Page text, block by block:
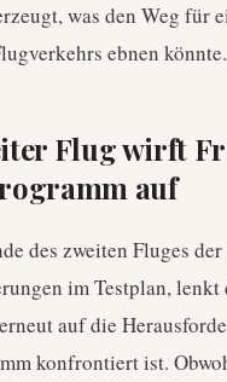
was den Weg für
ebnen könnte.
Flug wirft
auf
des zweiten Fluges
im Testplan, lenkt
auf die
konfrontiert ist.